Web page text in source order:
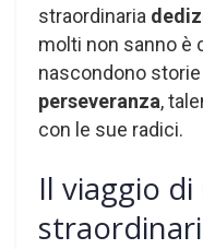
straordinaria
molti non sanno è
nascondono
perseveranza,
con le sue radici.
Il viaggio